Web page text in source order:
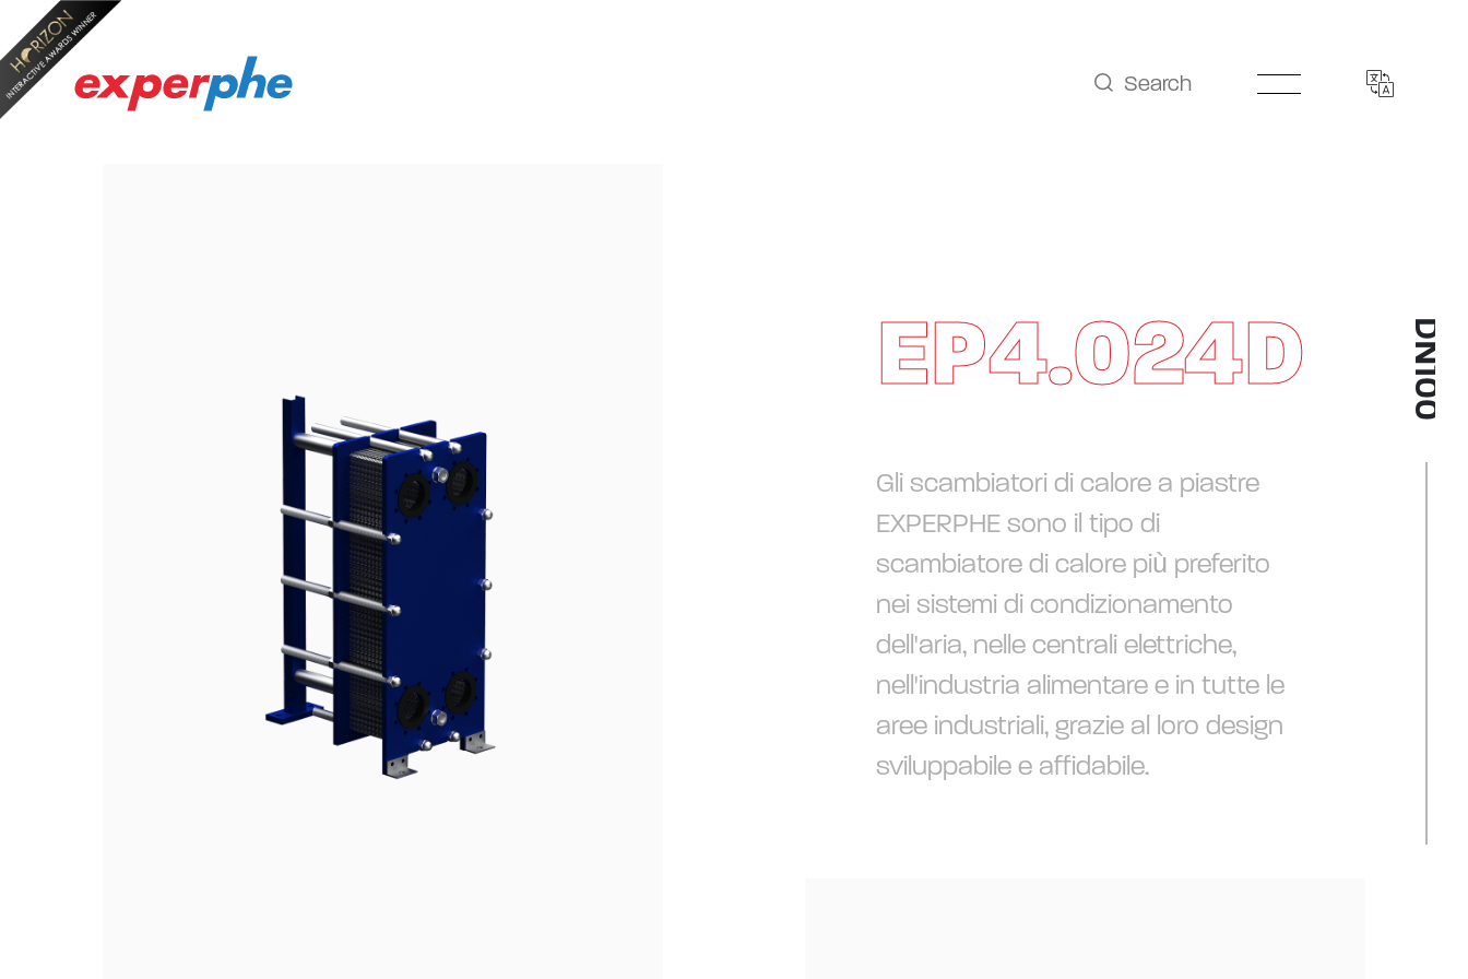
Search
EP4.024D
Gli scambiatori di calore a piastre
EXPERPHE sono il tipo di
scambiatore di calore più preferito
nei sistemi di condizionamento
dell'aria, nelle centrali elettriche,
nell'industria alimentare e in tutte le
aree industriali, grazie al loro design
sviluppabile e affidabile.
DN100